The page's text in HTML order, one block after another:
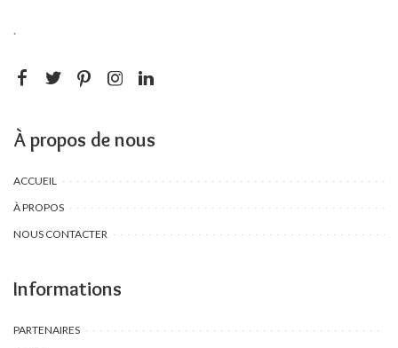
.
À propos de nous
ACCUEIL
À PROPOS
NOUS CONTACTER
Informations
PARTENAIRES